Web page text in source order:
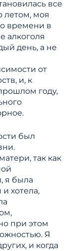
все
летом, моя
времени в
алкоголя
день, а не
от
и, к
году,
был
так как
я была
хотела,
при этом
Я
и когда